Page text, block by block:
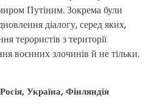
Путіним. Зокрема були
діалогу, серед яких,
терористів з території
воєнних злочинів й не тільки.
Росія, Україна, Фінляндія